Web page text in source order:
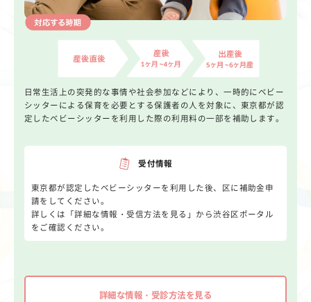
日常生活上の突発的な事情や社会参加などにより、一時的にベビー
シッターによる保育を必要とする保護者の人を対象に、東京都が認
定したベビーシッターを利用した際の利用料の一部を補助します。
受付情報
東京都が認定したベビーシッターを利用した後、区に補助金申
請をしてください。
詳しくは「詳細な情報・受信方法を見る」から渋谷区ポータル
をご確認ください。
詳細な情報・受診方法を見る